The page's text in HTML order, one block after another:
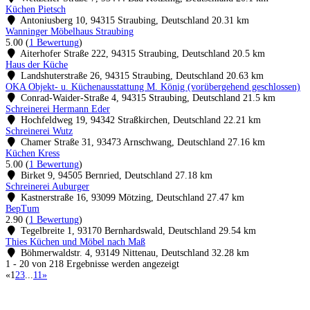
Küchen Pietsch
Antoniusberg 10, 94315 Straubing, Deutschland 20.31 km
Wanninger Möbelhaus Straubing
5.00 (1 Bewertung)
Aiterhofer Straße 222, 94315 Straubing, Deutschland 20.5 km
Haus der Küche
Landshuterstraße 26, 94315 Straubing, Deutschland 20.63 km
OKA Objekt- u. Küchenausstattung M. König (vorübergehend geschlossen)
Conrad-Waider-Straße 4, 94315 Straubing, Deutschland 21.5 km
Schreinerei Hermann Eder
Hochfeldweg 19, 94342 Straßkirchen, Deutschland 22.21 km
Schreinerei Wutz
Chamer Straße 31, 93473 Arnschwang, Deutschland 27.16 km
Küchen Kress
5.00 (1 Bewertung)
Birket 9, 94505 Bernried, Deutschland 27.18 km
Schreinerei Auburger
Kastnerstraße 16, 93099 Mötzing, Deutschland 27.47 km
BepTum
2.90 (1 Bewertung)
Tegelbreite 1, 93170 Bernhardswald, Deutschland 29.54 km
Thies Küchen und Möbel nach Maß
Böhmerwaldstr. 4, 93149 Nittenau, Deutschland 32.28 km
1 - 20 von 218 Ergebnisse werden angezeigt
«123...11»